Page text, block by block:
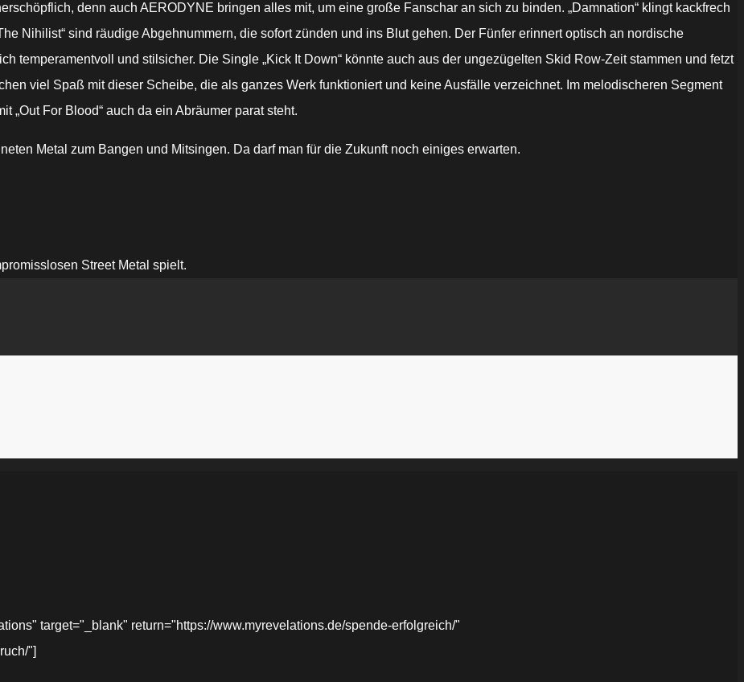
denn auch AERODYNE bringen alles mit, um eine große Fanschar an sich zu binden. „Damnation“ klingt kackfrech
Nihilist“ sind räudige Abgehnummern, die sofort zünden und ins Blut gehen. Der Fünfer erinnert optisch an nordische
temperamentvoll und stilsicher. Die Single „Kick It Down“ könnte auch aus der ungezügelten Skid Row-Zeit stammen und fetzt
viel Spaß mit dieser Scheibe, die als ganzes Werk funktioniert und keine Ausfälle verzeichnet. Im melodischeren Segment
„Out For Blood“ auch da ein Abräumer parat steht.
Metal zum Bangen und Mitsingen. Da darf man für die Zukunft noch einiges erwarten.
Street Metal spielt.
target="_blank" return="https://www.myrevelations.de/spende-erfolgreich/"
"]